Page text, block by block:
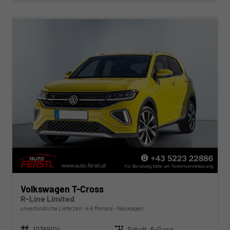
Volkswagen T-Cross
R-Line Limited
unverbindliche Lieferzeit: 4-6 Monate Neuwagen